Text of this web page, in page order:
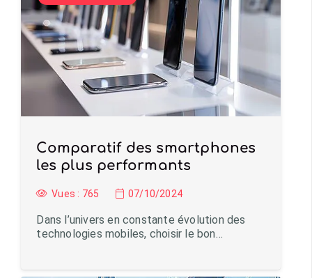
Comparatif des smartphones
les plus performants
Vues : 765 07/10/2024
Dans l’univers en constante évolution des
technologies mobiles, choisir le bon…